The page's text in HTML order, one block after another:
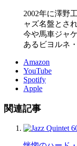
2002年に澤野
ャズ名盤とさ
今や馬車ジャ
あるビヨルネ
Amazon
YouTube
Spotify
Apple
関連記事